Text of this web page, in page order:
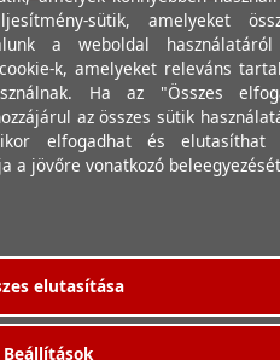
sütik, amelyeket
a weboldal
k, amelyeket releváns
Ha az "Összes
az összes sütik
elfogadhat és elutasíthat
a jövőre vonatkozó
elutasítása
Beállítások